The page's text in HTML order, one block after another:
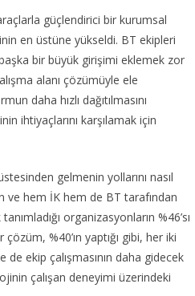
güçlendirici bir kurumsal
en üstüne yükseldi. BT ekipleri
bir büyük girişimi eklemek zor
alanı çözümüyle ele
daha hızlı dağıtılmasını
ihtiyaçlarını karşılamak için
gelmenin yollarını nasıl
ve hem İK hem de BT tarafından
organizasyonların %46’sı
%40’ın yaptığı gibi, her iki
ekip çalışmasının daha gidecek
çalışan deneyimi üzerindeki